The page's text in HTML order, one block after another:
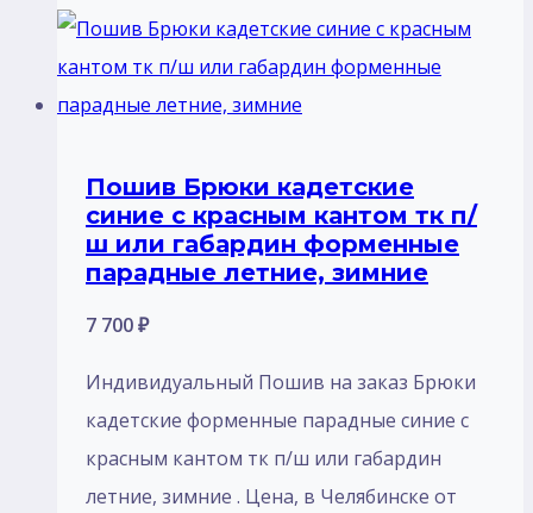
Пошив Брюки кадетские
синие с красным кантом тк п/
ш или габардин форменные
парадные летние, зимние
7 700₽
Индивидуальный Пошив на заказ Брюки
кадетские форменные парадные синие с
красным кантом тк п/ш или габардин
летние, зимние . Цена, в Челябинске от